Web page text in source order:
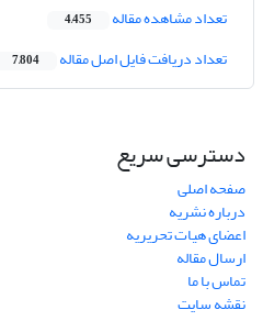
تعداد مشاهده مقاله 4,455
تعداد دریافت فایل اصل مقاله 7,804
دسترسی سریع
صفحه اصلی
درباره نشریه
اعضای هیات تحریریه
ارسال مقاله
تماس با ما
نقشه سایت